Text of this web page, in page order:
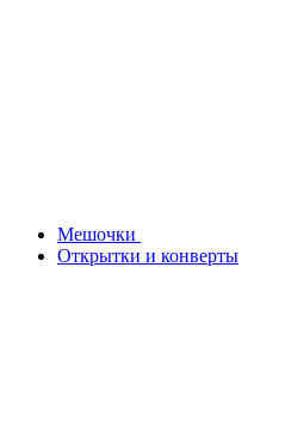
Мешочки
Открытки и конверты